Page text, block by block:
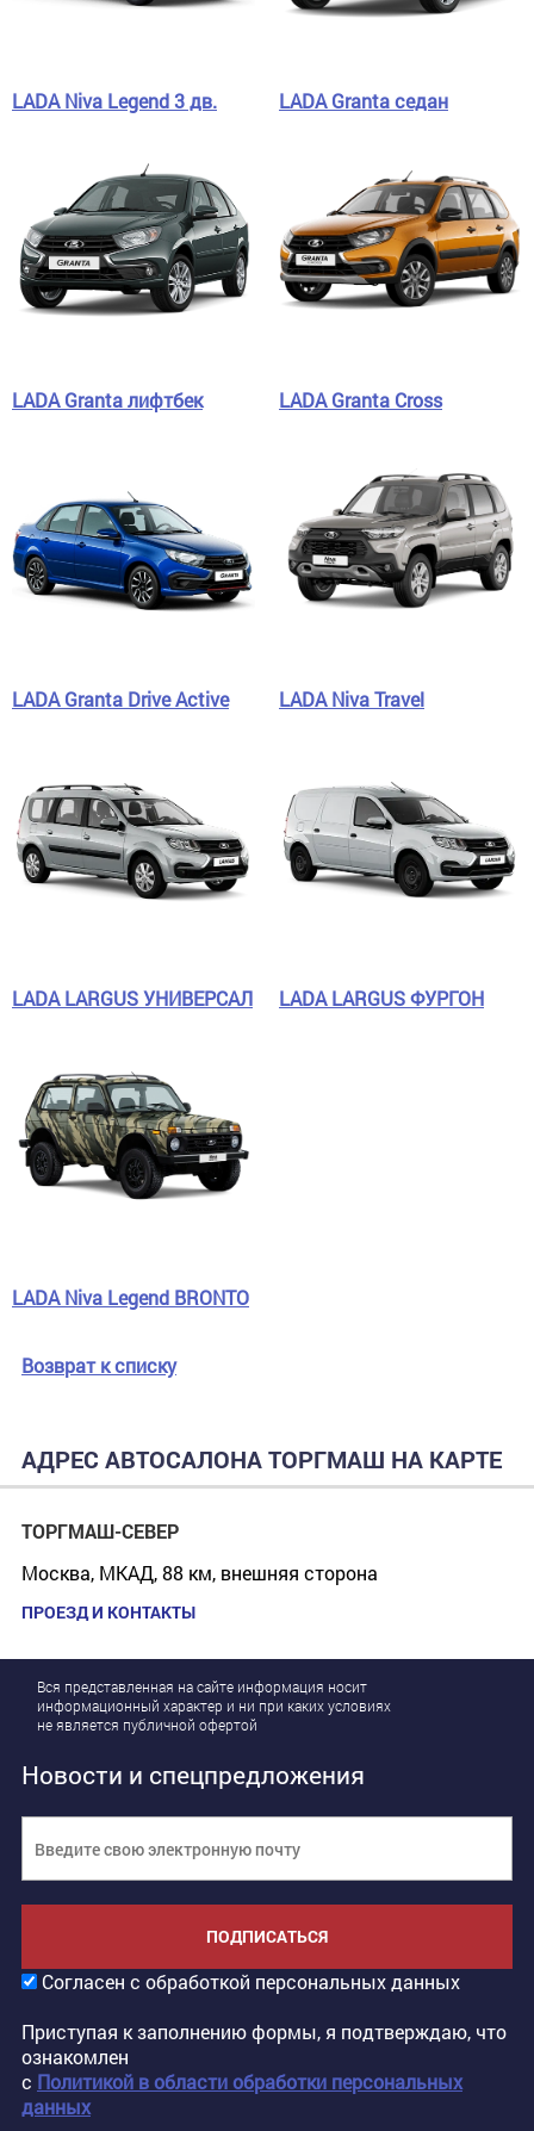
LADA Niva Legend 3 дв. LADA Granta седан
LADA Granta лифтбек LADA Granta Cross
LADA Granta Drive Active LADA Niva Travel
LADA LARGUS УНИВЕРСАЛ LADA LARGUS ФУРГОН
LADA Niva Legend BRONTO
Возврат к списку
АДРЕС АВТОСАЛОНА ТОРГМАШ НА КАРТЕ
ТОРГМАШ-СЕВЕР
Москва, МКАД, 88 км, внешняя сторона
ПРОЕЗД И КОНТАКТЫ
Вся представленная на сайте информация носит
информационный характер и ни при каких условиях
не является публичной офертой
Новости и спецпредложения
ПОДПИСАТЬСЯ
Согласен с обработкой персональных данных
Приступая к заполнению формы, я подтверждаю, что
ознакомлен
с Политикой в области обработки персональных
данных